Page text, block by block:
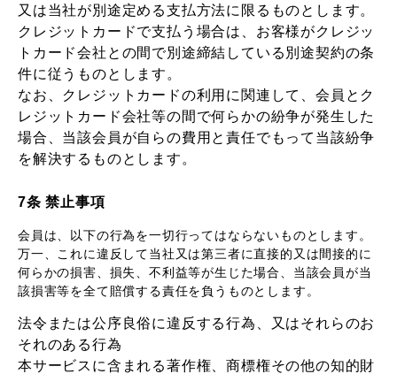
又は当社が別途定める支払方法に限るものとします。
クレジットカードで支払う場合は、お客様がクレジッ
トカード会社との間で別途締結している別途契約の条
件に従うものとします。
なお、クレジットカードの利用に関連して、会員とク
レジットカード会社等の間で何らかの紛争が発生した
場合、当該会員が自らの費用と責任でもって当該紛争
を解決するものとします。
7条 禁止事項
会員は、以下の行為を一切行ってはならないものとします。
万一、これに違反して当社又は第三者に直接的又は間接的に
何らかの損害、損失、不利益等が生じた場合、当該会員が当
該損害等を全て賠償する責任を負うものとします。
法令または公序良俗に違反する行為、又はそれらのお
それのある行為
本サービスに含まれる著作権、商標権その他の知的財